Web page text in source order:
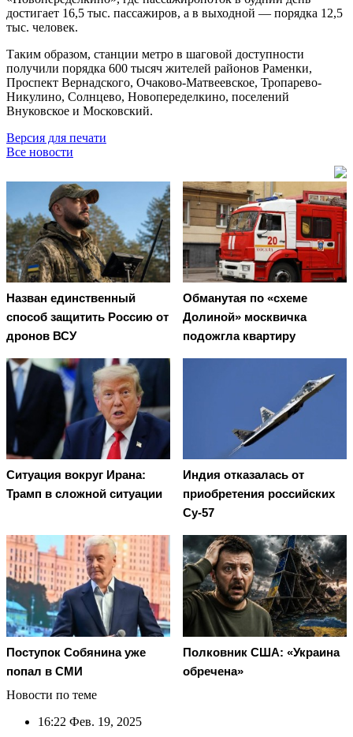
достигает 16,5 тыс. пассажиров, а в выходной — порядка 12,5
тыс. человек.
Таким образом, станции метро в шаговой доступности
получили порядка 600 тысяч жителей районов Раменки,
Проспект Вернадского, Очаково-Матвеевское, Тропарево-
Никулино, Солнцево, Новопеределкино, поселений
Внуковское и Московский.
Версия для печати
Все новости
Назван единственный
способ защитить Россию от
дронов ВСУ
Обманутая по «схеме
Долиной» москвичка
подожгла квартиру
Ситуация вокруг Ирана:
Трамп в сложной ситуации
Индия отказалась от
приобретения российских
Су-57
Поступок Собянина уже
попал в СМИ
Полковник США: «Украина
обречена»
Новости по теме
16:22 Фев. 19, 2025